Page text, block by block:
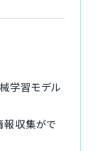
学習モデル
報収集がで